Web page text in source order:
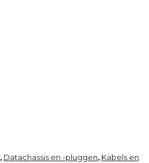
, Datachassis en -pluggen, Kabels en